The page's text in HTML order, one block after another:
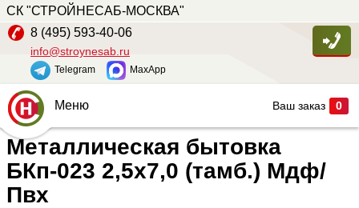
СК "СТРОЙНЕСАБ-МОСКВА"
8 (495) 593-40-06
info@stroynesab.ru
Telegram MaxApp
Ваш заказ 0
Главная
Каталог
Меню
Металлическая бытовка
БКп-023 2,5х7,0 (тамб.) Мдф/
Пвх